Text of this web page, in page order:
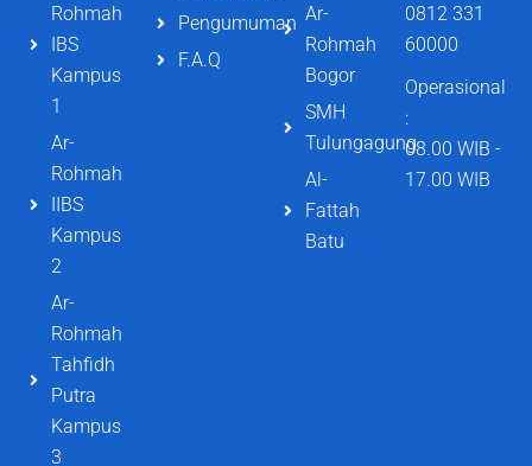
Rohmah
IBS
Kampus
1
Ar-
Rohmah
IIBS
Kampus
2
Ar-
Rohmah
Tahfidh
Putra
Kampus
3
Pengumuman
F.A.Q
0812 331
60000
Operasional
:
08.00 WIB -
17.00 WIB
Ar-
Rohmah
Bogor
SMH
Tulungagung
Al-
Fattah
Batu